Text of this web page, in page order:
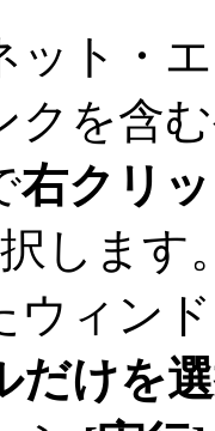
ット・
クを含む
右クリ
します
ウィン
だけを